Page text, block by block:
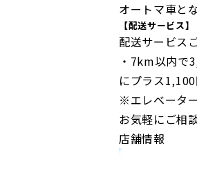
オートマ車と
【配送サービス】
配送サービス
・7km以内で
にプラス1,100
※エレベータ
お気軽にご相
店舗情報